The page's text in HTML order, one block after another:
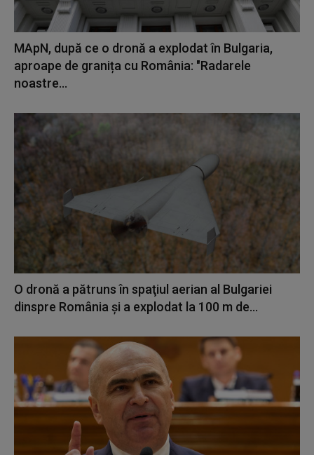
MApN, după ce o dronă a explodat în Bulgaria,
aproape de granița cu România: "Radarele
noastre...
O dronă a pătruns în spaţiul aerian al Bulgariei
dinspre România și a explodat la 100 m de...